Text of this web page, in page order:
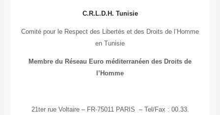
C.R.L.D.H. Tunisie
Comité pour le Respect des Libertés et des Droits de l’Homme
en Tunisie
Membre du Réseau Euro méditerranéen des Droits de
l’Homme
21ter rue Voltaire – FR-75011 PARIS – Tel/Fax : 00.33.